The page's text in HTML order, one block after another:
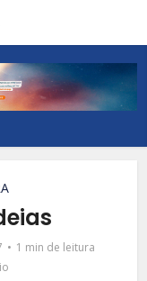
1 min de leitura